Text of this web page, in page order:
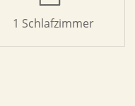
1 Schlafzimmer